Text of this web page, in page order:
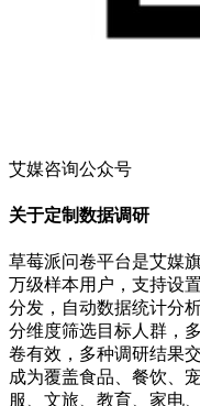
艾媒咨询公众号
关于定制数据调研
草莓派问卷平台是艾媒
万级样本用户，支持设
分发，自动数据统计分
分维度筛选目标人群，
卷有效，多种调研结果
成为覆盖食品、餐饮、
服、文旅、教育、家电